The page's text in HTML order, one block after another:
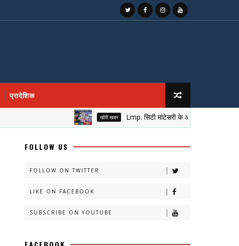
प्रादेशिक
खीरी खबर Lmp. सिटी मांटेसरी के आँगन में सजा नेतृत्व का मुकुट,
FOLLOW US
FOLLOW ON TWITTER
LIKE ON FACEBOOK
SUBSCRIBE ON YOUTUBE